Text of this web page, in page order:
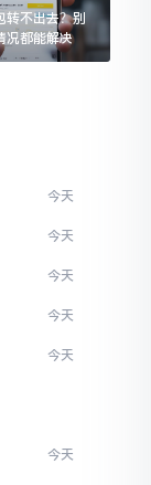
不出去？别
况都能解决
今天
今天
今天
今天
今天
今天